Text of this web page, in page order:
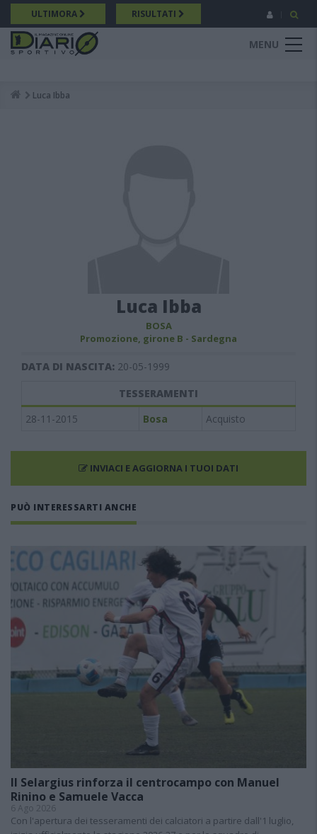
Salta
al
contenuto
principale
ULTIMORA RISULTATI
MENU
Breadcrumb
Luca Ibba
Luca Ibba
BOSA
Promozione, girone B - Sardegna
DATA DI NASCITA: 20-05-1999
TESSERAMENTI
28-11-2015
Bosa Acquisto
INVIACI E AGGIORNA I TUOI DATI
PUÒ INTERESSARTI ANCHE
Il Selargius rinforza il centrocampo con Manuel
Rinino e Samuele Vacca
6 Ago 2026
Con l'apertura dei tesseramenti dei calciatori a partire dall'1 luglio,